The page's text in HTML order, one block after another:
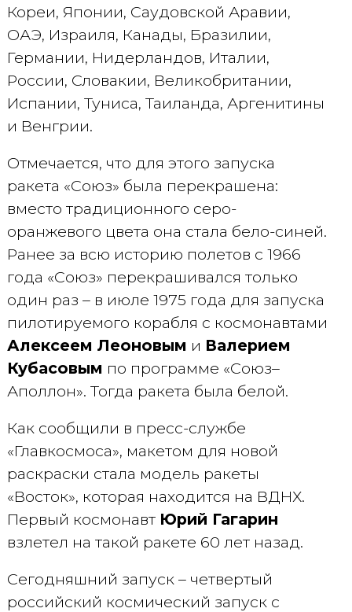
Кореи, Японии, Саудовской Аравии,
ОАЭ, Израиля, Канады, Бразилии,
Германии, Нидерландов, Италии,
России, Словакии, Великобритании,
Испании, Туниса, Таиланда, Аргенитины
и Венгрии.
Отмечается, что для этого запуска
ракета «Союз» была перекрашена:
вместо традиционного серо-
оранжевого цвета она стала бело-синей.
Ранее за всю историю полетов с 1966
года «Союз» перекрашивался только
один раз – в июле 1975 года для запуска
пилотируемого корабля с космонавтами
Алексеем Леоновым и Валерием
Кубасовым по программе «Союз–
Аполлон». Тогда ракета была белой.
Как сообщили в пресс-службе
«Главкосмоса», макетом для новой
раскраски стала модель ракеты
«Восток», которая находится на ВДНХ.
Первый космонавт Юрий Гагарин
взлетел на такой ракете 60 лет назад.
Сегодняшний запуск – четвертый
российский космический запуск с